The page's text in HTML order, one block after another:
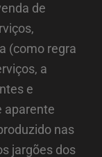
de
(como regra
a
e
aparente
nas
jargões dos